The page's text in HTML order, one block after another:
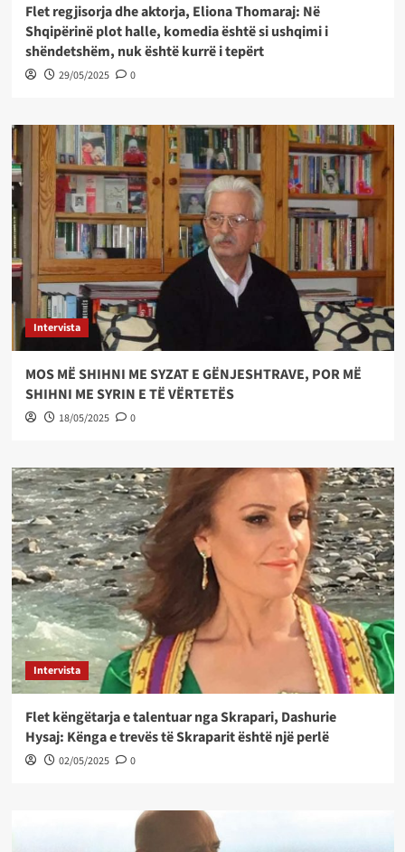
Flet regjisorja dhe aktorja, Eliona Thomaraj: Në
Shqipërinë plot halle, komedia është si ushqimi i
shëndetshëm, nuk është kurrë i tepërt
29/05/2025 0
Intervista
MOS MË SHIHNI ME SYZAT E GËNJESHTRAVE, POR MË
SHIHNI ME SYRIN E TË VËRTETËS
18/05/2025 0
Intervista
Flet këngëtarja e talentuar nga Skrapari, Dashurie
Hysaj: Kënga e trevës të Skraparit është një perlë
02/05/2025 0